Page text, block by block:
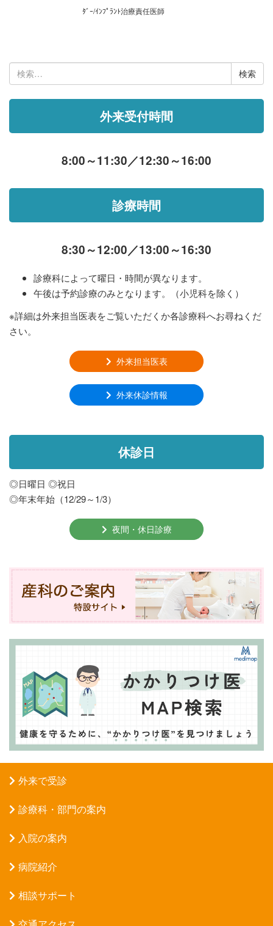
ﾀﾞｰ/ｲﾝﾌﾟﾗﾝﾄ治療責任医師
検
索:
外来受付時間
8:00～11:30／12:30～16:00
診療時間
8:30～12:00／13:00～16:30
診療科によって曜日・時間が異なります。
午後は予約診療のみとなります。（小児科を除く）
※詳細は外来担当医表をご覧いただくか各診療科へお尋ねくだ
さい。
外来担当医表
外来休診情報
休診日
◎日曜日 ◎祝日
◎年末年始（12/29～1/3）
夜間・休日診療
外来で受診
診療科・部門の案内
入院の案内
病院紹介
相談サポート